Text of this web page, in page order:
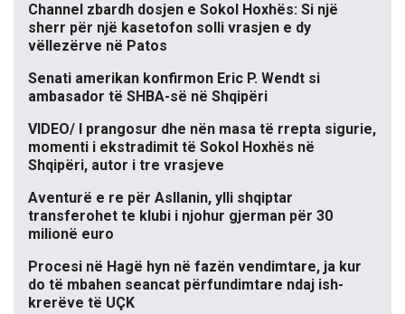
Channel zbardh dosjen e Sokol Hoxhës: Si një
sherr për një kasetofon solli vrasjen e dy
vëllezërve në Patos
Senati amerikan konfirmon Eric P. Wendt si
ambasador të SHBA-së në Shqipëri
VIDEO/ I prangosur dhe nën masa të rrepta sigurie,
momenti i ekstradimit të Sokol Hoxhës në
Shqipëri, autor i tre vrasjeve
Aventurë e re për Asllanin, ylli shqiptar
transferohet te klubi i njohur gjerman për 30
milionë euro
Procesi në Hagë hyn në fazën vendimtare, ja kur
do të mbahen seancat përfundimtare ndaj ish-
krerëve të UÇK